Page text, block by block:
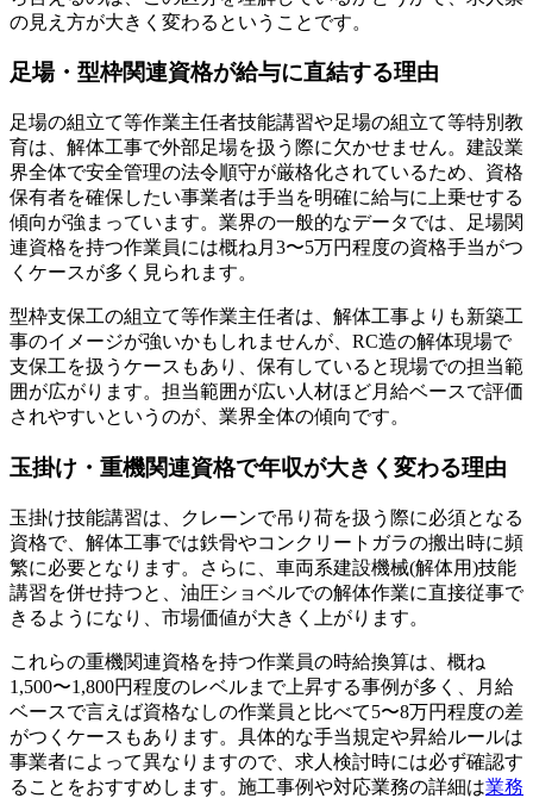
の見え方が大きく変わるということです。
足場・型枠関連資格が給与に直結する理由
足場の組立て等作業主任者技能講習や足場の組立て等特別教
育は、解体工事で外部足場を扱う際に欠かせません。建設業
界全体で安全管理の法令順守が厳格化されているため、資格
保有者を確保したい事業者は手当を明確に給与に上乗せする
傾向が強まっています。業界の一般的なデータでは、足場関
連資格を持つ作業員には概ね月3〜5万円程度の資格手当がつ
くケースが多く見られます。
型枠支保工の組立て等作業主任者は、解体工事よりも新築工
事のイメージが強いかもしれませんが、RC造の解体現場で
支保工を扱うケースもあり、保有していると現場での担当範
囲が広がります。担当範囲が広い人材ほど月給ベースで評価
されやすいというのが、業界全体の傾向です。
玉掛け・重機関連資格で年収が大きく変わる理由
玉掛け技能講習は、クレーンで吊り荷を扱う際に必須となる
資格で、解体工事では鉄骨やコンクリートガラの搬出時に頻
繁に必要となります。さらに、車両系建設機械(解体用)技能
講習を併せ持つと、油圧ショベルでの解体作業に直接従事で
きるようになり、市場価値が大きく上がります。
これらの重機関連資格を持つ作業員の時給換算は、概ね
1,500〜1,800円程度のレベルまで上昇する事例が多く、月給
ベースで言えば資格なしの作業員と比べて5〜8万円程度の差
がつくケースもあります。具体的な手当規定や昇給ルールは
事業者によって異なりますので、求人検討時には必ず確認す
ることをおすすめします。施工事例や対応業務の詳細は業務